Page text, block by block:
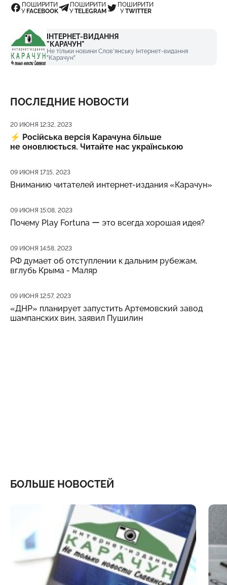
ПОШИРИТИ
УFACEBOOK
ПОШИРИТИ
УTELEGRAM
ПОШИРИТИ
УTWITTER
ІНТЕРНЕТ-ВИДАННЯ
"КАРАЧУН"
Не тільки новини Слов'янську Інтернет-видання
"Карачун"
ПОСЛЕДНИЕ НОВОСТИ
Дата публикации
20 ИЮНЯ 12:32, 2023
⚡️ Російська версія Карачуна більше
не оновлюється. Читайте нас українською
Дата публикации
09 ИЮНЯ 17:15, 2023
Вниманию читателей интернет-издания «Карачун»
Дата публикации
09 ИЮНЯ 15:08, 2023
Почему Play Fortuna ー это всегда хорошая идея?
Дата публикации
09 ИЮНЯ 14:58, 2023
РФ думает об отступлении к дальним рубежам,
вглубь Крыма - Маляр
Дата публикации
09 ИЮНЯ 12:57, 2023
«ДНР» планирует запустить Артемовский завод
шампанских вин, заявил Пушилин
БОЛЬШЕ НОВОСТЕЙ